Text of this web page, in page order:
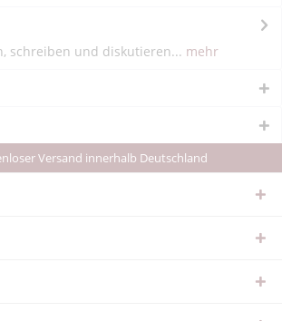
schreiben und diskutieren... mehr
Versand innerhalb Deutschland